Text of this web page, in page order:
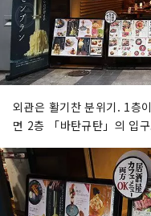
외관은 활기찬 분위기. 1층
면 2층 「바탄규탄」의 입